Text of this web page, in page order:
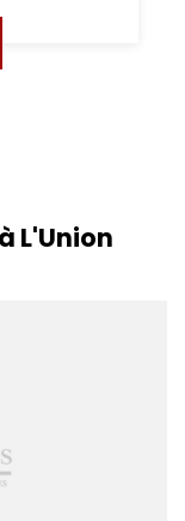
L'Union